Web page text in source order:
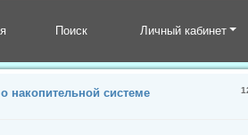
Поиск Личный кабинет
системе